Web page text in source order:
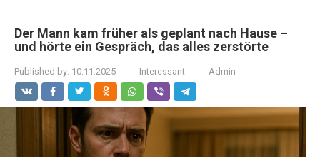
Der Mann kam früher als geplant nach Hause –
und hörte ein Gespräch, das alles zerstörte
Published by: 10.11.2025 Interessant Admin